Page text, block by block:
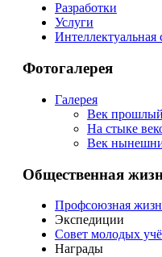
Разработки
Услуги
Интеллектуальная
Фотогалерея
Галерея
Век прошлый
На стыке
Век
Общественная
Профсоюзная
Экспедиции
Совет молодых
Награды